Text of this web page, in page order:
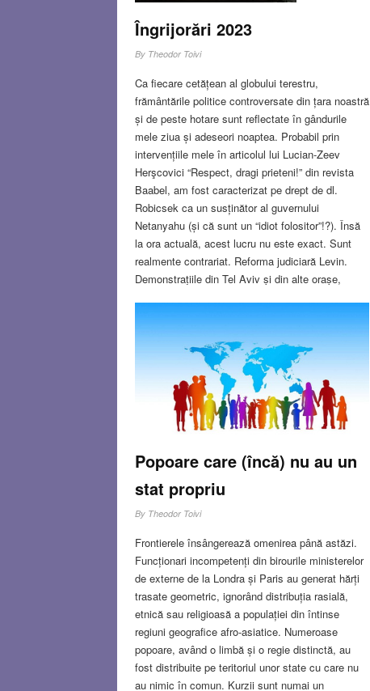
Îngrijorări 2023
By Theodor Toivi
Ca fiecare cetățean al globului terestru,
frământările politice controversate din țara noastră
și de peste hotare sunt reflectate în gândurile
mele ziua și adeseori noaptea. Probabil prin
intervențiile mele în articolul lui Lucian-Zeev
Herşcovici “Respect, dragi prieteni!” din revista
Baabel, am fost caracterizat pe drept de dl.
Robicsek ca un susținător al guvernului
Netanyahu (și că sunt un “idiot folositor”!?). Însă
la ora actuală, acest lucru nu este exact. Sunt
realmente contrariat. Reforma judiciară Levin.
Demonstrațiile din Tel Aviv și din alte orașe,
privind reforma judiciară preconizată de ministrul
Yariv Levin. Ar fi posibil să fiu afectat personal de
prejudiciile economice provocate de reforma
respectivă? Totuși mă întreb câți din zecile de mii
de manifestanți au apelat vreodată la serviciile
Înaltei Curți Judiciare. Și câte din cererile celor
FEB 9, 2023
Popoare care (încă) nu au un
stat propriu
By Theodor Toivi
Frontierele însângerează omenirea până astăzi.
Funcționari incompetenți din birourile ministerelor
de externe de la Londra și Paris au generat hărți
trasate geometric, ignorând distribuția rasială,
etnică sau religioasă a populației din întinse
regiuni geografice afro-asiatice. Numeroase
popoare, având o limbă și o regie distinctă, au
fost distribuite pe teritoriul unor state cu care nu
au nimic în comun. Kurzii sunt numai un